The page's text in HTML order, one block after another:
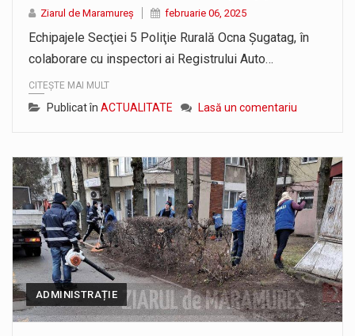
Ziarul de Maramureș februarie 06, 2025
Echipajele Secţiei 5 Poliţie Rurală Ocna Şugatag, în
colaborare cu inspectori ai Registrului Auto…
CITEȘTE MAI MULT
Publicat în ACTUALITATE Lasă un comentariu
ADMINISTRAȚIE